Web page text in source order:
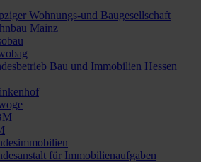
Wohnungs-und Baugesellschaft
Mainz
Bau und Immobilien Hessen
für Immobilienaufgaben